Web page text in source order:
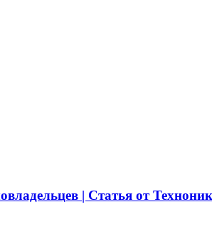
| Статья от